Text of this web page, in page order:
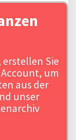
Sie
um
aus der
unser